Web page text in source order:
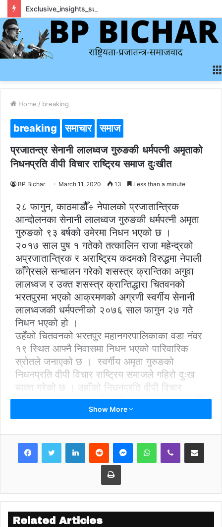
Home / breaking
breaking समाचार समाज
प्रजातन्त्र सेनानी लालध्वज गुरुङकी धर्मपत्नी अमृताको
निधनप्रति वीपी विचार राष्ट्रिय समाज दुःखीत
BP Bichar March 11, 2020 13 Less than a minute
२८ फागुन, काठमाडौैँ÷ नेपालको प्रजातान्त्रिक
आन्दोलनका सेनानी लालध्वज गुरुङकी धर्मपत्नी अमृता
गुरुङको ९३ बर्षको उमेरमा निधन भएको छ ।
२०१७ साल पुष १ गतेको तत्कालिन राजा महेन्द्रको
अप्रजातान्त्रिक र अराष्ट्रिय कदमको विरुद्धमा नेपाली
काँगे्रसले सन्चालन गरेको शसस्त्र क्रान्तिका अगुवा
लालध्वज र उक्त शसस्त्र क्रान्तिद्धारा चितवनको
भरतपुरमा भएको आक्रमणको अग्रणी स्वर्गीय सेनानी
लालध्वजकी धर्मपत्नीको २०७६ साल फागुन २७ गते
निधन भएको हो ।
उहँँको चितवनको भरतपुर महानगरपालिकाका वडा नंवर
१९ स्थित आफ्नै निवासमा निधन भएको पारिवारिक
स्रोतले जनाएको छ । स्वर्गीय अमृता गुरुङको
निधनप्रति वीपी विचार राष्ट्रिय समाजले गहिरो दुःख
ब्यक्त गरेको छ । उहाँको निधनप्रति वीपी विचार
राष्ट्रिय समाजका सभापति केवी गुरुङ तथा सहसभापति
गोविन्दराज जोशीले मृत आत्माको चीर शान्तिको कामना
Show More
LinkedInReddit MessengerWhatsAppViber Share via Email
Print
Related Articles